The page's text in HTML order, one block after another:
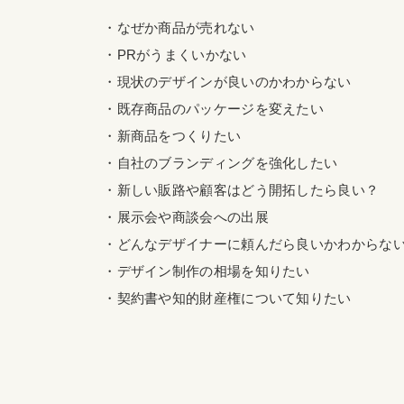
・なぜか商品が売れない
・PRがうまくいかない
・現状のデザインが良いのかわからない
・既存商品のパッケージを変えたい
・新商品をつくりたい
・自社のブランディングを強化したい
・新しい販路や顧客はどう開拓したら良い？
・展示会や商談会への出展
・どんなデザイナーに頼んだら良いかわからな
・デザイン制作の相場を知りたい
・契約書や知的財産権について知りたい